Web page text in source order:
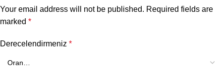
Your email address will not be published. Required fields are
marked *
Derecelendirmeniz *